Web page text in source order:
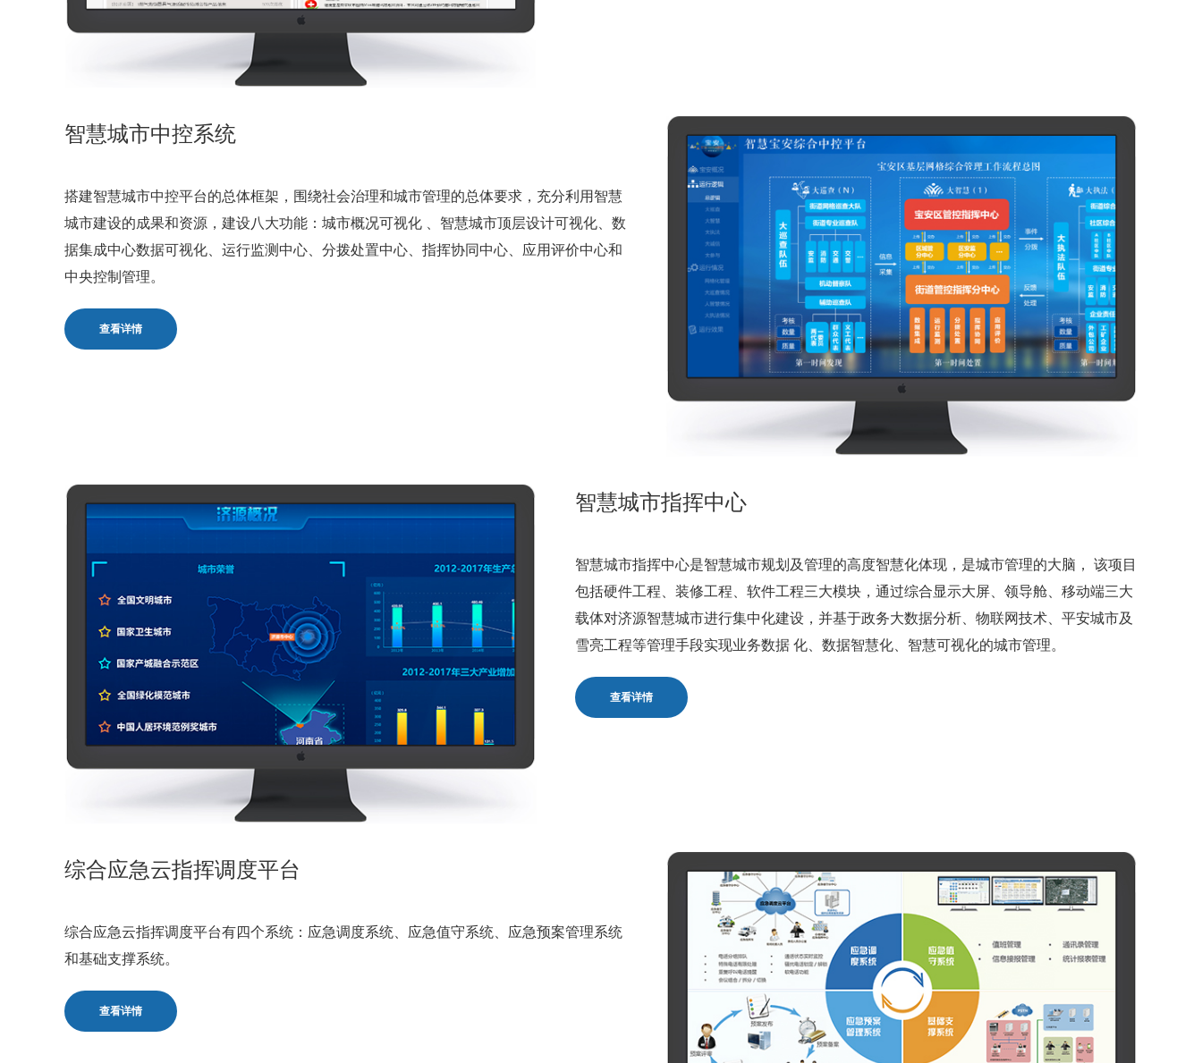
智慧城市中控系统
搭建智慧城市中控平台的总体框架，围绕社会治理和城市管理的总体要求，充分利用智慧
城市建设的成果和资源，建设八大功能：城市概况可视化 、智慧城市顶层设计可视化、数
据集成中心数据可视化、运行监测中心、分拨处置中心、指挥协同中心、应用评价中心和
中央控制管理。
查看详情
智慧城市指挥中心
智慧城市指挥中心是智慧城市规划及管理的高度智慧化体现，是城市管理的大脑， 该项目
包括硬件工程、装修工程、软件工程三大模块，通过综合显示大屏、领导舱、移动端三大
载体对济源智慧城市进行集中化建设，并基于政务大数据分析、物联网技术、平安城市及
雪亮工程等管理手段实现业务数据 化、数据智慧化、智慧可视化的城市管理。
查看详情
综合应急云指挥调度平台
综合应急云指挥调度平台有四个系统：应急调度系统、应急值守系统、应急预案管理系统
和基础支撑系统。
查看详情